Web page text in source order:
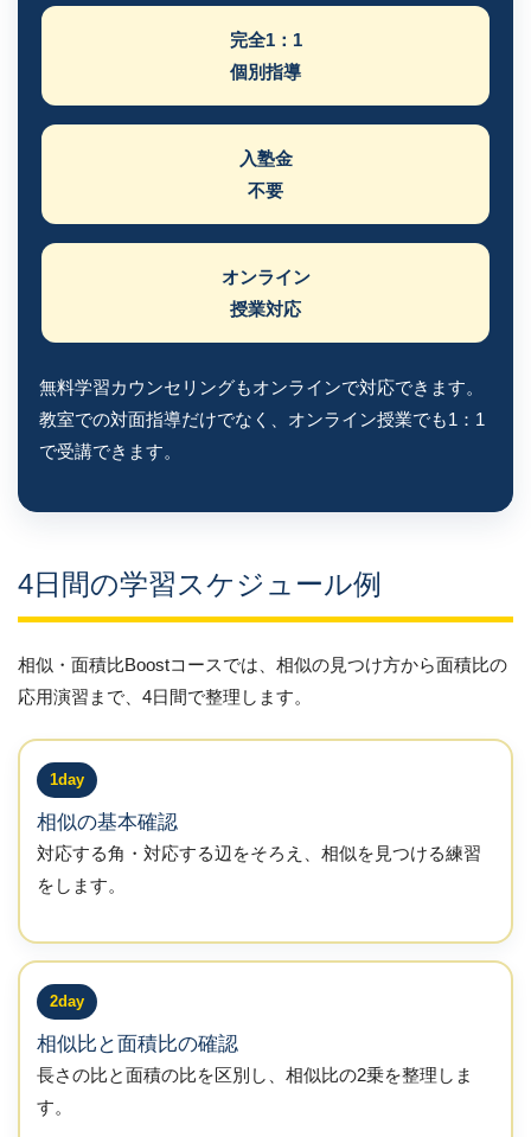
完全1：1
個別指導
入塾金
不要
オンライン
授業対応
無料学習カウンセリングもオンラインで対応できます。
教室での対面指導だけでなく、オンライン授業でも1：1
で受講できます。
4日間の学習スケジュール例
相似・面積比Boostコースでは、相似の見つけ方から面積比の
応用演習まで、4日間で整理します。
1day
相似の基本確認
対応する角・対応する辺をそろえ、相似を見つける練習
をします。
2day
相似比と面積比の確認
長さの比と面積の比を区別し、相似比の2乗を整理しま
す。